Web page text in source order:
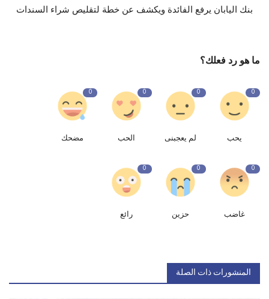
بنك اليابان يرفع الفائدة ويكشف عن خطة لتقليص شراء السندات
ما هو رد فعلك؟
0
يحب
0
لم يعجبنى
0
الحب
0
مضحك
0
غاضب
0
حزين
0
رائع
المنشورات ذات الصلة